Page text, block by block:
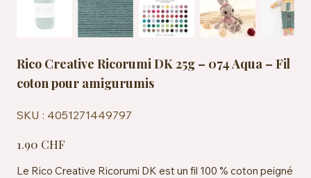
Rico Creative Ricorumi DK 25g – 074 Aqua – Fil
coton pour amigurumis
SKU : 4051271449797
4051271449797
1.90 CHF
Le Rico Creative Ricorumi DK est un fil 100 % coton peigné